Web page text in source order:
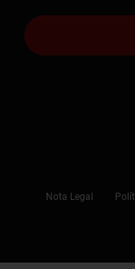
Nota Legal